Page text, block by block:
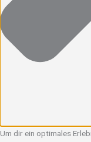
Um dir ein optimales